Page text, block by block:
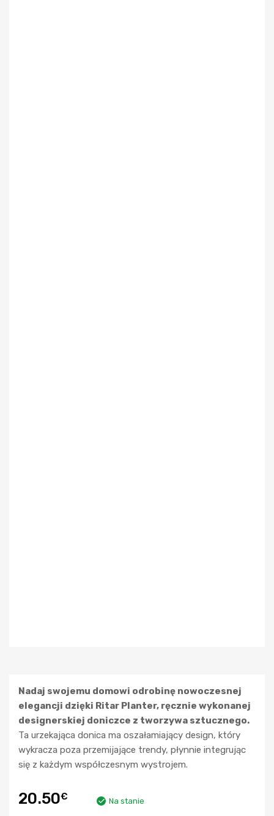
Nadaj swojemu domowi odrobinę nowoczesnej
elegancji dzięki Ritar Planter, ręcznie wykonanej
designerskiej doniczce z tworzywa sztucznego.
Ta urzekająca donica ma oszałamiający design, który
wykracza poza przemijające trendy, płynnie integrując
się z każdym współczesnym wystrojem.
20.50€ Na stanie